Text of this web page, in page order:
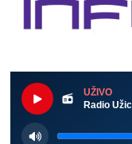
UŽIVO
Radio